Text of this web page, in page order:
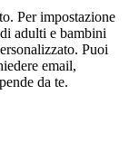
Per impostazione
adulti e bambini
Puoi
email,
da te.